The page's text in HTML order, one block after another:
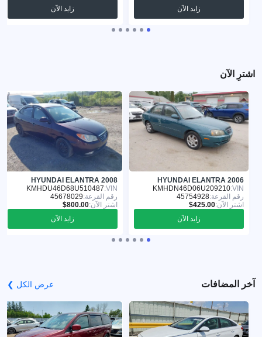
زايد الآن
زايد الآن
اشترِ الآن
HYUNDAI ELANTRA 2006
VIN:
KMHDN46D06U209210
رقم القرعة:45754928
اشترِ الآن:
زايد الآن
HYUNDAI ELANTRA 2008
VIN:
KMHDU46D68U510487
رقم القرعة:45678029
اشترِ الآن:
زايد الآن
آخر المضافات عرض الكل ❯